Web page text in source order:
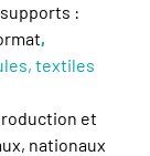
:
,
, textiles
et
nationaux